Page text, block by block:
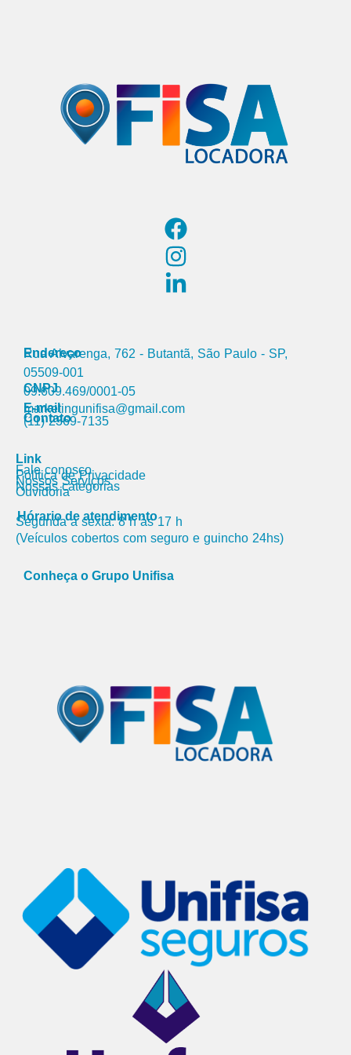
Endereço
Rua Alvarenga, 762 - Butantã, São Paulo - SP,
05509-001
CNPJ
09.609.469/0001-05
E-mail
marketingunifisa@gmail.com​
Contato
(11) 2369-7135
Link
Fale conosco
Política de Privacidade
Nossos Serviços
Nossas categorias
Ouvidoria
Hórario de atendimento
Segunda a sexta: 8 h às 17 h
(Veículos cobertos com seguro e guincho 24hs)
Conheça o Grupo Unifisa